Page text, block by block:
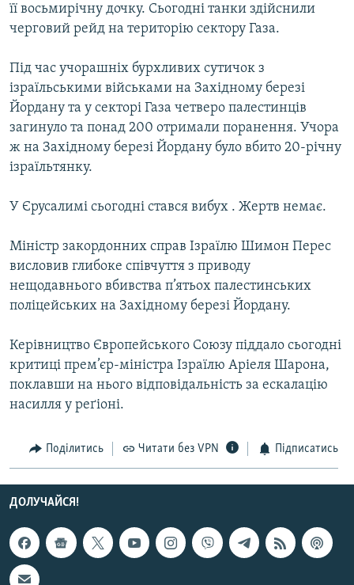
КРИМ РЕАЛІЇ
РУС
УКР
КТАТ
ДОЛУЧАЙСЯ!
Усі сайти RFE/RL
її восьмирічну дочку. Сьогодні танки здійснили
черговий рейд на територію сектору Газа.
Під час учорашніх бурхливих сутичок з
ізраїльськими військами на Західному березі
Йордану та у секторі Газа четверо палестинців
загинуло та понад 200 отримали поранення. Учора
ж на Західному березі Йордану було вбито 20-річну
ізраїльтянку.
У Єрусалимі сьогодні стався вибух . Жертв немає.
Міністр закордонних справ Ізраїлю Шимон Перес
висловив глибоке співчуття з приводу
нещодавнього вбивства п’ятьох палестинських
поліцейських на Західному березі Йордану.
Керівництво Європейського Союзу піддало сьогодні
критиці прем’єр-міністра Ізраїлю Аріеля Шарона,
поклавши на нього відповідальність за ескалацію
насилля у реґіоні.
Поділитись Читати без VPN Підписатись
ДОЛУЧАЙСЯ!